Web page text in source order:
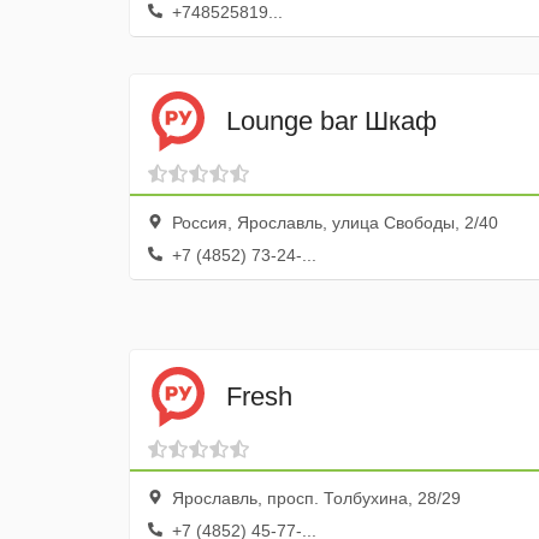
+748525819...
Lounge bar Шкаф
Россия, Ярославль, улица Свободы, 2/40
+7 (4852) 73-24-...
Fresh
Ярославль, просп. Толбухина, 28/29
+7 (4852) 45-77-...